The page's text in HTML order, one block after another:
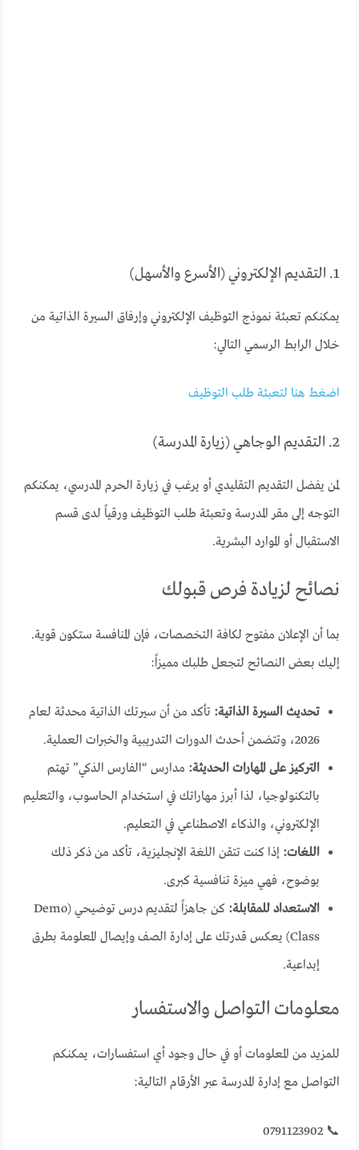
1. التقديم الإلكتروني (الأسرع والأسهل)
يمكنكم تعبئة نموذج التوظيف الإلكتروني وإرفاق السيرة الذاتية من
خلال الرابط الرسمي التالي:
اضغط هنا لتعبئة طلب التوظيف
2. التقديم الوجاهي (زيارة المدرسة)
لمن يفضل التقديم التقليدي أو يرغب في زيارة الحرم المدرسي، يمكنكم
التوجه إلى مقر المدرسة وتعبئة طلب التوظيف ورقياً لدى قسم
الاستقبال أو الموارد البشرية.
نصائح لزيادة فرص قبولك
بما أن الإعلان مفتوح لكافة التخصصات، فإن المنافسة ستكون قوية.
إليك بعض النصائح لتجعل طلبك مميزاً:
تحديث السيرة الذاتية: تأكد من أن سيرتك الذاتية محدثة لعام
2026، وتتضمن أحدث الدورات التدريبية والخبرات العملية.
التركيز على المهارات الحديثة: مدارس “الفارس الذكي” تهتم
بالتكنولوجيا، لذا أبرز مهاراتك في استخدام الحاسوب، والتعليم
الإلكتروني، والذكاء الاصطناعي في التعليم.
اللغات: إذا كنت تتقن اللغة الإنجليزية، تأكد من ذكر ذلك
بوضوح، فهي ميزة تنافسية كبرى.
الاستعداد للمقابلة:
كن جاهزاً لتقديم درس توضيحي (Demo
Class) يعكس قدرتك على إدارة الصف وإيصال المعلومة بطرق
إبداعية.
معلومات التواصل والاستفسار
للمزيد من المعلومات أو في حال وجود أي استفسارات، يمكنكم
التواصل مع إدارة المدرسة عبر الأرقام التالية:
📞 0791123902